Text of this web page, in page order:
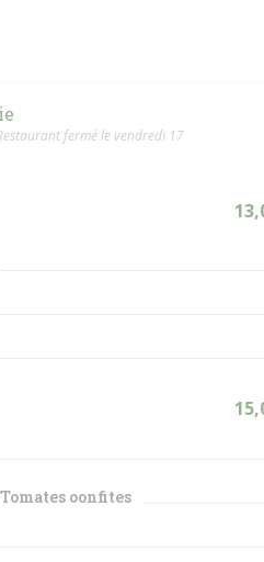
fermé le vendredi 17
oonfites